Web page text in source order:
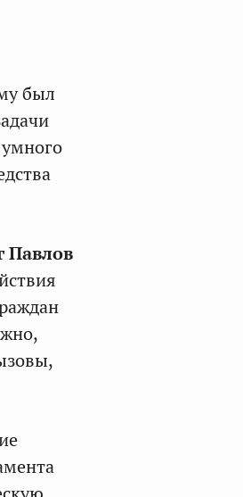
был
Павлов